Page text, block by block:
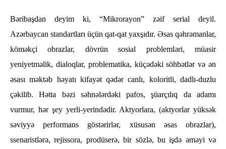
Bəribaşdan deyim ki, “Mikrorayon” zəif serial deyil.
Azərbaycan standartları üçün qat-qat yaxşıdır. Əsas qəhrəmanlar,
köməkçi obrazlar, dövrün sosial problemləri, müasir
yeniyetməlik, dialoqlar, problematika, küçədəki söhbətlər və ən
əsası məktəb həyatı kifayət qədər canlı, koloritli, dadlı-duzlu
çəkilib. Hətta bəzi səhnələrdəki pafos, şüarçılıq da adamı
vurmur, hər şey yerli-yerindədir. Aktyorlara, (aktyorlar yüksək
səviyyə performans göstərirlər, xüsusən əsas obrazlar),
ssenaristlərə, rejissora, prodüserə, bir sözlə, bu işdə əməyi və